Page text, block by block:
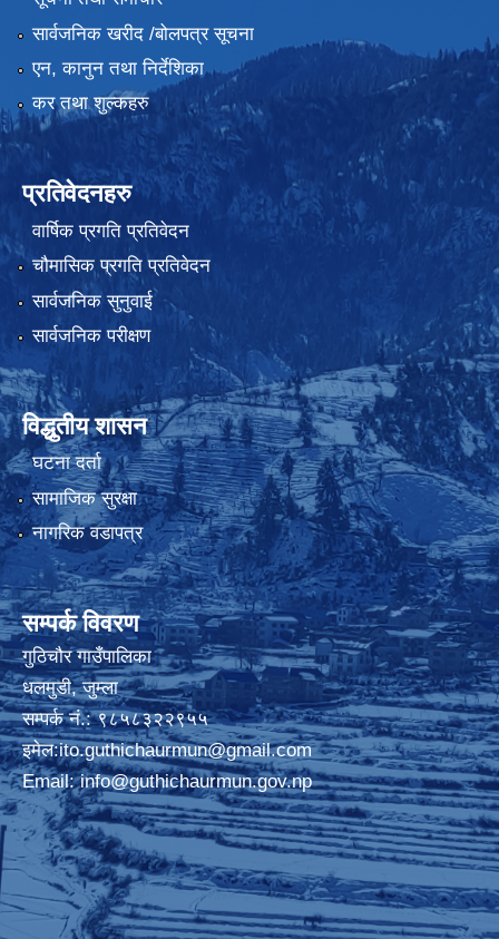
सार्वजनिक खरीद /बोलपत्र सूचना
एन, कानुन तथा निर्देशिका
कर तथा शुल्कहरु
प्रतिवेदनहरु
वार्षिक प्रगति प्रतिवेदन
चौमासिक प्रगति प्रतिवेदन
सार्वजनिक सुनुवाई
सार्वजनिक परीक्षण
विद्धुतीय शासन
घटना दर्ता
सामाजिक सुरक्षा
नागरिक वडापत्र
सम्पर्क विवरण
गुठिचौर गाउँपालिका
धलमुडी, जुम्ला
सम्पर्क नं.: ९८५८३२२९५५
इमेल:ito.guthichaurmun@gmail.com
Email:info@guthichaurmun.gov.np